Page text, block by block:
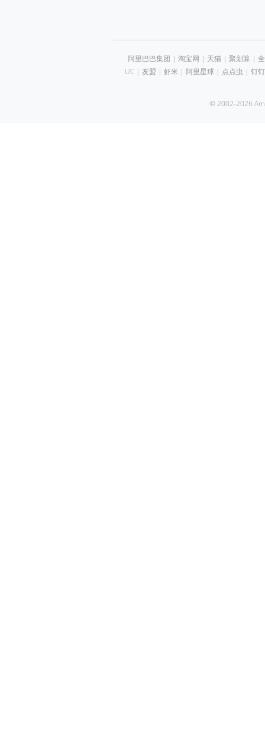
阿里巴巴集团 | 淘宝网 | 天猫| 聚划算 |
UC| 友盟 | 虾米 | 阿里星球| 点点虫 | 钉钉
© 2002-2026